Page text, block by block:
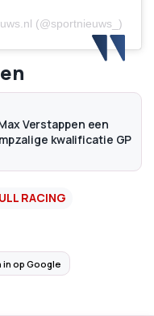
(@sportnieuws_)
Verstappen een
kwalificatie GP
RACING
op Google